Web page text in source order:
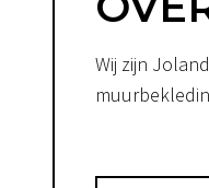
Wij zijn